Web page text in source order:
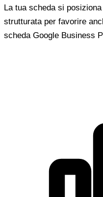
La tua scheda si
strutturata per favorire
scheda Google Business